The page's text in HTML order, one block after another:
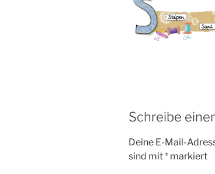
Schreibe
Deine E-Mail-
sind mit* markiert